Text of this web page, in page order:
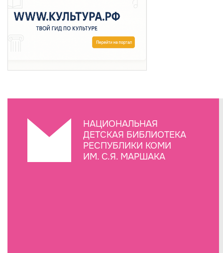
НАЦИОНАЛЬНАЯ
ДЕТСКАЯ БИБЛИОТЕКА
РЕСПУБЛИКИ КОМИ
ИМ. С.Я. МАРШАКА